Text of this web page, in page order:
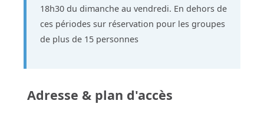
18h30 du dimanche au vendredi. En dehors de
ces périodes sur réservation pour les groupes
de plus de 15 personnes
Adresse & plan d'accès